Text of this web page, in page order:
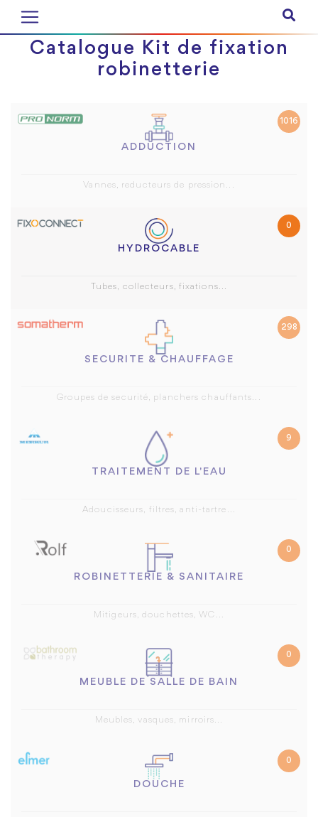
Catalogue Kit de fixation
robinetterie
1016
ADDUCTION
Vannes, reducteurs de pression...
0
HYDROCABLE
Tubes, collecteurs, fixations...
298
SECURITE & CHAUFFAGE
Groupes de securité, planchers chauffants...
9
TRAITEMENT DE L'EAU
Adoucisseurs, filtres, anti-tartre...
0
ROBINETTERIE & SANITAIRE
Mitigeurs, douchettes, WC...
0
MEUBLE DE SALLE DE BAIN
Meubles, vasques, mirroirs...
0
DOUCHE